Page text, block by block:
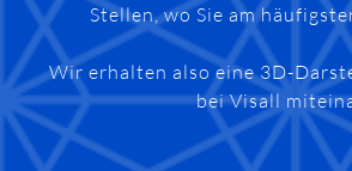
Stellen, wo Sie am
Wir erhalten also eine 3D-
bei Visall